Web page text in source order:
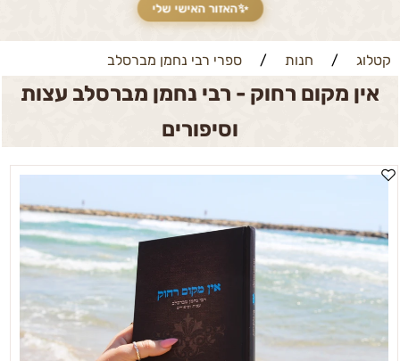
✨האזור האישי שלי
קטלוג / חנות / ספרי רבי נחמן מברסלב
אין מקום רחוק - רבי נחמן מברסלב עצות
וסיפורים